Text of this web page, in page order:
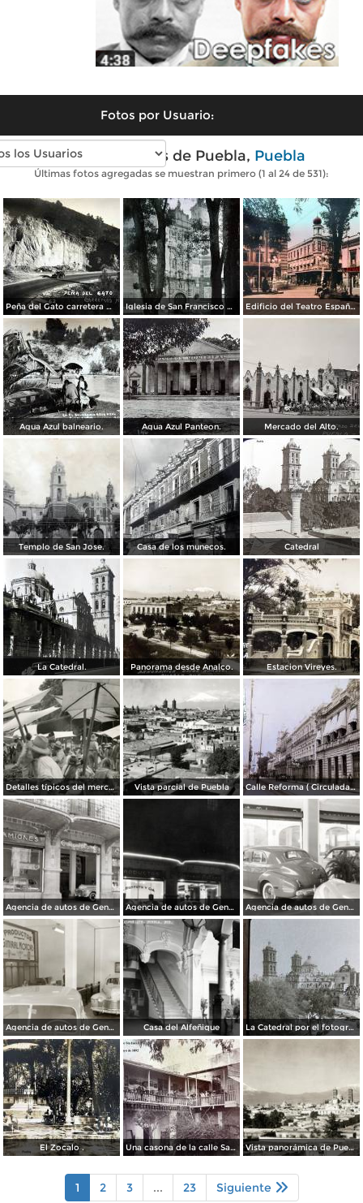
Fotos por Usuario:
Fotos antiguas de Puebla, Puebla
Últimas fotos agregadas se muestran primero (1 al 24 de 531):
Peña del Gato carretera Mexico-Puebla Iglesia de San Francisco por el Fotógrafo Hugo Brehme. Edificio del Teatro Español.
Agua Azul balneario. Agua Azul Panteon. Mercado del Alto.
Templo de San Jose. Casa de los munecos. Catedral
La Catedral. Panorama desde Analco. Estacion Vireyes.
Detalles típicos del mercado Vista parcial de Puebla Calle Reforma ( Circulada el 15 de Marzo de 1933 ).
Agencia de autos de General Motors Agencia de autos de General Motors Agencia de autos de General Motors
Agencia de autos de General Motors Casa del Alfeñique La Catedral por el fotografo William H. Rau.
El Zocalo . Una casona de la calle Santa Ines # 5 ( Fechada el 5 de Mayo de 1892 ). Vista panorámica de Puebla, con volcanes Popocatépetl (izq.) e Iztaccíhuatl (der.)
1 2 3 ... 23 Siguiente